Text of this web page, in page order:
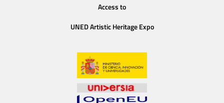
Access to
UNED Artistic Heritage Expo